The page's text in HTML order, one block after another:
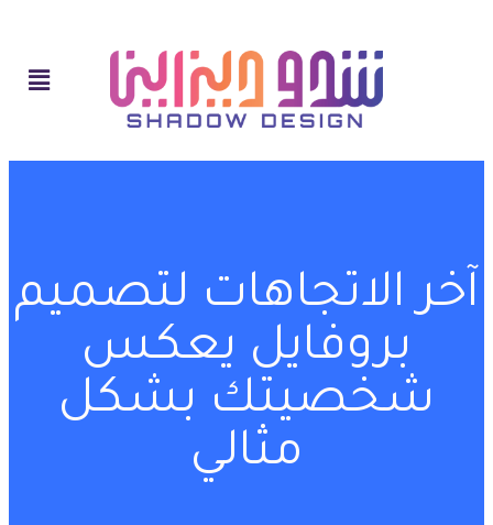
آخر الاتجاهات لتصميم
بروفايل يعكس
شخصيتك بشكل
مثالي